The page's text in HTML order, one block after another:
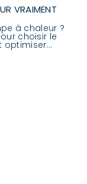
VRAIMENT
à chaleur ?
choisir le